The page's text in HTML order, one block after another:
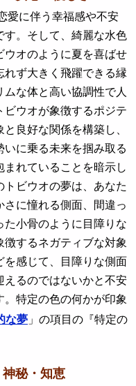
に伴う幸福感や不安
す。そして、綺麗な水色
ウオのように夏を喜ばせ
ず大きく飛躍できる縁
な体と高い協調性で人
ウオが象徴するポジテ
良好な関係を構築し、
に乗る未来を掴み取る
れていることを暗示し
ビウオの夢は、あなた
に憧れる側面、間違っ
た小骨のように目障りな
するネガティブな対象
を感じて、目障りな側面
えるのではないかと不安
特定の色の何かが印象
な夢 」の項目の『特定の
秘・知恵